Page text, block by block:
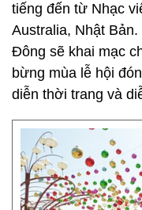
tiếng đến từ Nhạc
Australia, Nhật
Đông sẽ khai mạc
bừng mùa lễ hội
diễn thời trang và